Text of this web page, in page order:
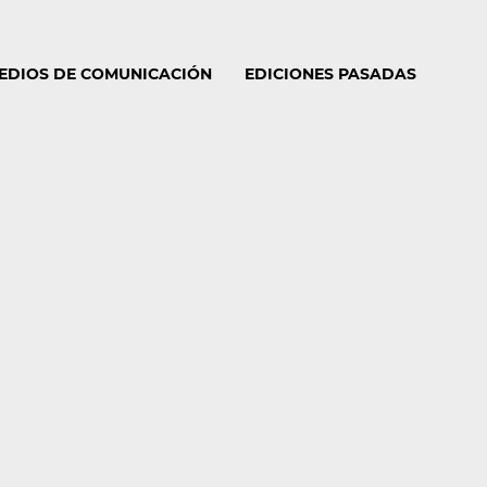
DE COMUNICACIÓN EDICIONES PASADAS